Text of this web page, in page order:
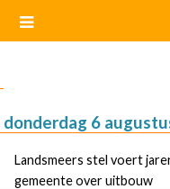
donderdag 6
Landsmeers stel voert
gemeente over uitbouw